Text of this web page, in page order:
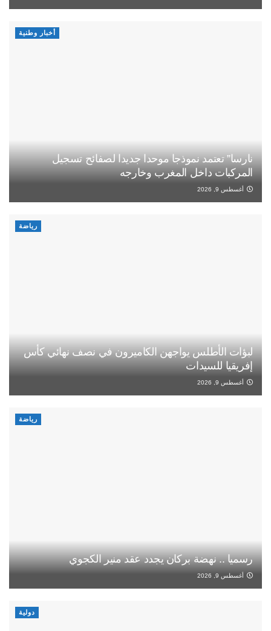
أخبار وطنية
نارسا” تعتمد نموذجا موحدا جديدا لصفائح تسجيل
المركبات داخل المغرب وخارجه
أغسطس 9, 2026
رياضة
لبؤات الأطلس يواجهن الكاميرون في نصف نهائي كأس
إفريقيا للسيدات
أغسطس 9, 2026
رياضة
رسميا .. نهضة بركان يجدد عقد منير الكجوي
أغسطس 9, 2026
دولية